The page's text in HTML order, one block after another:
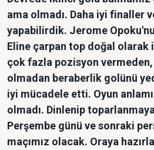
ama olmadı. Daha iyi finaller
yapabilirdik. Jerome
Eline çarpan top doğal
çok fazla pozisyon
olmadan beraberlik golünü
iyi mücadele etti. Oyun
olmadı. Dinlenip
Perşembe günü ve sonraki
maçımız olacak. Oraya